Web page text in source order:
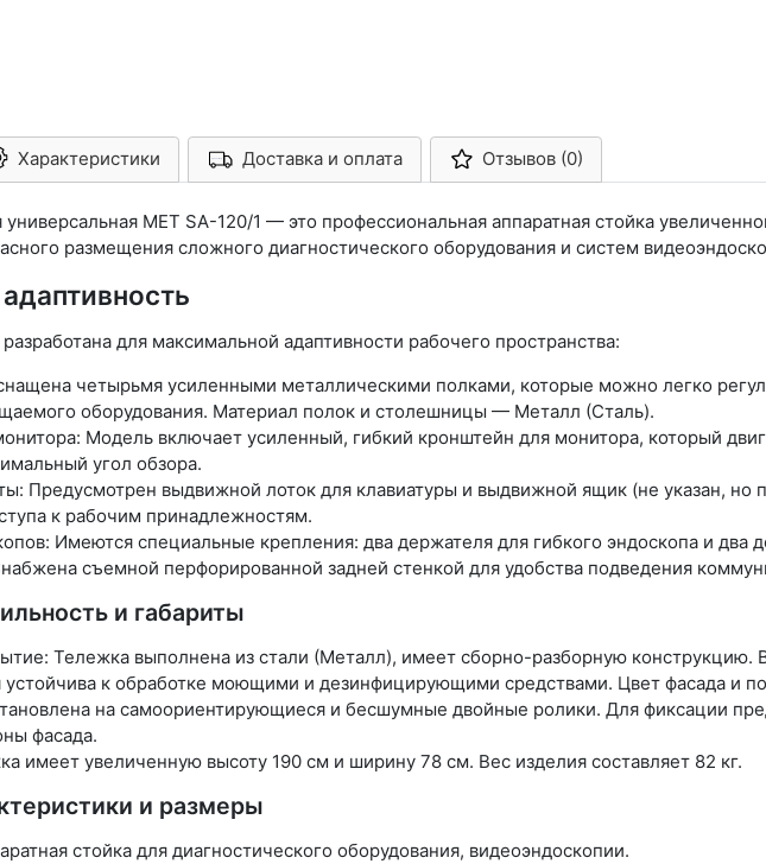
Характеристики Арконт-Мед Доставка и оплата Отзывов (0)
МЕТ SA-120/1 — это профессиональная аппаратная стойка
размещения сложного диагностического оборудования и систем
для максимальной адаптивности рабочего пространства:
четырьмя усиленными металлическими полками, которые можно легко
оборудования. Материал полок и столешницы — Металл (Сталь).
Модель включает усиленный, гибкий кронштейн для монитора, который
угол обзора.
Предусмотрен выдвижной лоток для клавиатуры и выдвижной ящик (не указан, но
к рабочим принадлежностям.
Имеются специальные крепления: два держателя для гибкого эндоскопа и два
съемной перфорированной задней стенкой для удобства подведения
и габариты
Тележка выполнена из стали (Металл), имеет сборно-разборную конструкцию.
устойчива к обработке моющими и дезинфицирующими средствами. Цвет фасада и
на самоориентирующиеся и бесшумные двойные ролики. Для фиксации
фасада.
имеет увеличенную высоту 190 см и ширину 78 см. Вес изделия составляет 82 кг.
и размеры
стойка для диагностического оборудования, видеоэндоскопии.